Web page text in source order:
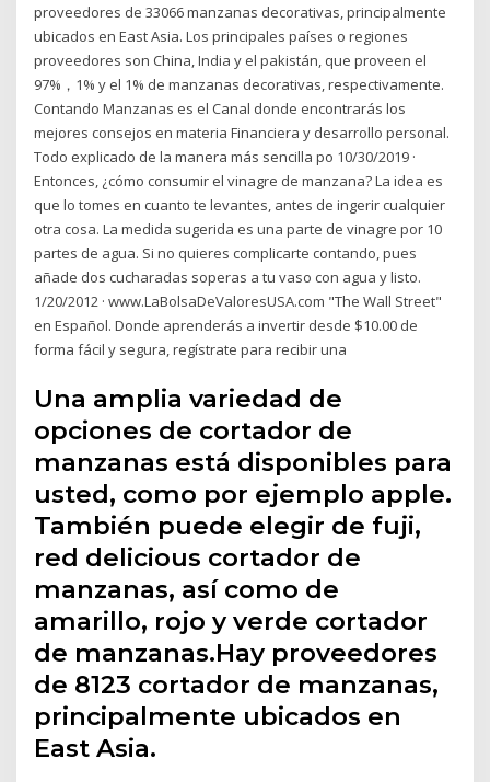
proveedores de 33066 manzanas decorativas, principalmente
ubicados en East Asia. Los principales países o regiones
proveedores son China, India y el pakistán, que proveen el
97%，1% y el 1% de manzanas decorativas, respectivamente.
Contando Manzanas es el Canal donde encontrarás los
mejores consejos en materia Financiera y desarrollo personal.
Todo explicado de la manera más sencilla po 10/30/2019 ·
Entonces, ¿cómo consumir el vinagre de manzana? La idea es
que lo tomes en cuanto te levantes, antes de ingerir cualquier
otra cosa. La medida sugerida es una parte de vinagre por 10
partes de agua. Si no quieres complicarte contando, pues
añade dos cucharadas soperas a tu vaso con agua y listo.
1/20/2012 · www.LaBolsaDeValoresUSA.com "The Wall Street"
en Español. Donde aprenderás a invertir desde $10.00 de
forma fácil y segura, regístrate para recibir una
Una amplia variedad de
opciones de cortador de
manzanas está disponibles para
usted, como por ejemplo apple.
También puede elegir de fuji,
red delicious cortador de
manzanas, así como de
amarillo, rojo y verde cortador
de manzanas.Hay proveedores
de 8123 cortador de manzanas,
principalmente ubicados en
East Asia.